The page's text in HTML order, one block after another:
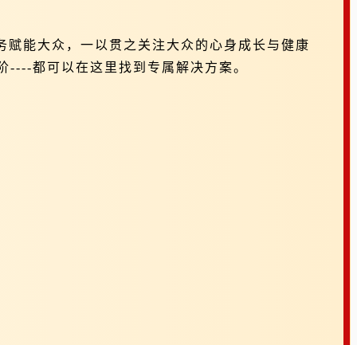
能大众，一以贯之关注大众的心身成长与健康
都可以在这里找到专属解决方案。